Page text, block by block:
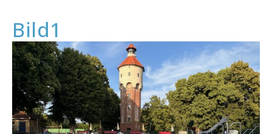
Bild1